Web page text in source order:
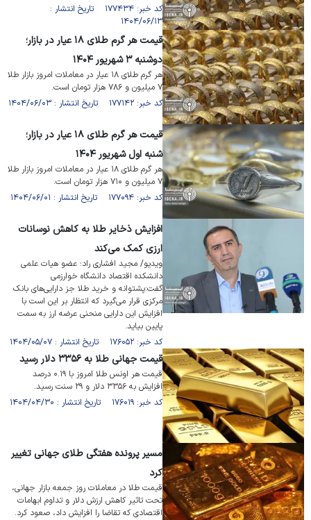
کد خبر: ۱۷۷۴۳۴ تاریخ انتشار :
۱۴۰۴/۰۶/۱۳
قیمت هر گرم طلای ۱۸ عیار در بازار؛
دوشنبه ۳ شهریور ۱۴۰۴
هر گرم طلای ۱۸ عیار در معاملات امروز بازار طلا
۷ میلیون و ۷۸۶ هزار تومان است.
کد خبر: ۱۷۷۱۴۲ تاریخ انتشار : ۱۴۰۴/۰۶/۰۳
قیمت هر گرم طلای ۱۸ عیار در بازار؛
شنبه اول شهریور ۱۴۰۴
هر گرم طلای ۱۸ عیار در معاملات امروز بازار طلا
۷ میلیون و ۷۱۰ هزار تومان است.
کد خبر: ۱۷۷۰۹۴ تاریخ انتشار : ۱۴۰۴/۰۶/۰۱
افزایش ذخایر طلا به کاهش نوسانات
ارزی کمک می‌کند
ویدیو/ مجید افشاری راد؛ عضو هیات علمی
دانشکده اقتصاد دانشگاه خوارزمی
گفت:پشتوانه و خرید طلا جز دارایی‌های بانک
مرکزی قرار می‌گیرد که انتظار بر این است با
افزایش این دارایی منحنی عرضه ارز به سمت
پایین بیاید.
کد خبر: ۱۷۶۰۵۲ تاریخ انتشار : ۱۴۰۴/۰۵/۰۷
قیمت جهانی طلا به ۳۳۵۶ دلار رسید
قیمت هر اونس طلا امروز با ۰.۱۹ درصد
افزایش به ۳۳۵۶ دلار و ۲۹ سنت رسید.
کد خبر: ۱۷۶۰۱۹ تاریخ انتشار : ۱۴۰۴/۰۴/۳۰
مسیر پرونده هفتگی طلای جهانی تغییر
کرد
قیمت طلا در معاملات روز جمعه بازار جهانی،
تحت تاثیر کاهش ارزش دلار و تداوم ابهامات
اقتصادی که تقاضا را افزایش داد، صعود کرد.